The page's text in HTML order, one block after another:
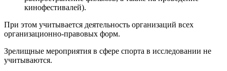
кинофестивалей).
При этом учитывается деятельность организаций всех
организационно-правовых форм.
Зрелищные мероприятия в сфере спорта в исследовании не
учитываются.